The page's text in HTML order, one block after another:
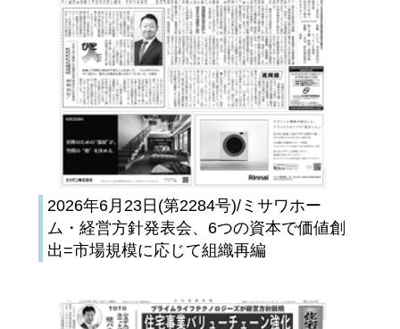
2026年6月23日(第2284号)/ミサワホー
ム・経営方針発表会、6つの資本で価値創
出=市場規模に応じて組織再編